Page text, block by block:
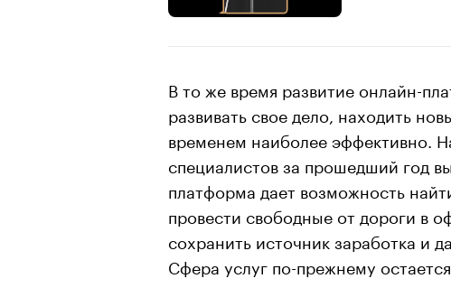
В то же время развитие онлайн-
развивать свое дело, находить
временем наиболее эффективно.
специалистов за прошедший год
платформа дает возможность
провести свободные от дороги в
сохранить источник заработка и
Сфера услуг по-прежнему